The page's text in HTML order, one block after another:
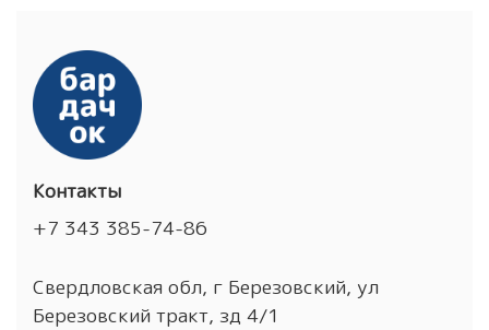
Контакты
+7 343 385-74-86
Свердловская обл, г Березовский, ул
Березовский тракт, зд 4/1